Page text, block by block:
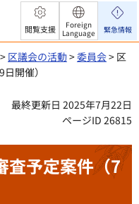
閲覧支援
Foreign
Language
緊急情報
> 区議会の活動>委員会> 区
開催）
最終更新日 2025年7月22日
ページID 26815
査予定案件（7